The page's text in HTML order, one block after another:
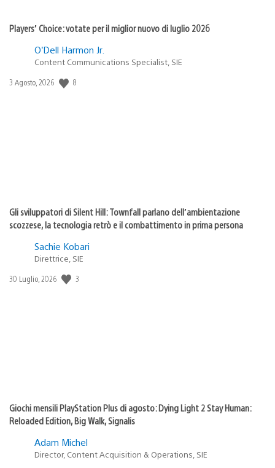
Players’ Choice: votate per il miglior nuovo di luglio 2026
O’Dell Harmon Jr.
Content Communications Specialist, SIE
Data
3 Agosto, 2026 8
Gli sviluppatori di Silent Hill: Townfall parlano dell’ambientazione
scozzese, la tecnologia retrò e il combattimento in prima persona
Sachie Kobari
Direttrice, SIE
Data
30 Luglio, 2026 3
Giochi mensili PlayStation Plus di agosto: Dying Light 2 Stay Human:
Reloaded Edition, Big Walk, Signalis
Adam Michel
Director, Content Acquisition & Operations, SIE